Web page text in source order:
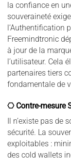
la confiance en
souveraineté
l’Authentification
Freemindtronic
à jour de la
l’utilisateur. Cela
partenaires tiers
fondamentale de
⎔ Contre-mesure
Il n’existe pas de
sécurité. La
exploitables :
des cold wallets